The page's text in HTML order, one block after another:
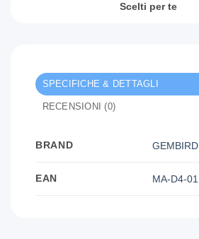
Scelti per te
SPECIFICHE & DETTAGLI
RECENSIONI (0)
BRAND GEMBIRD
EAN MA-D4-01